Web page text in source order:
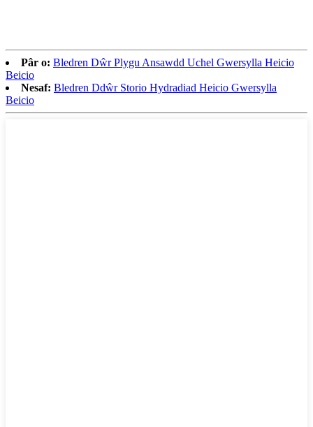
Pâr o: Bledren Dŵr Plygu Ansawdd Uchel Gwersylla Heicio
Beicio
Nesaf: Bledren Ddŵr Storio Hydradiad Heicio Gwersylla
Beicio